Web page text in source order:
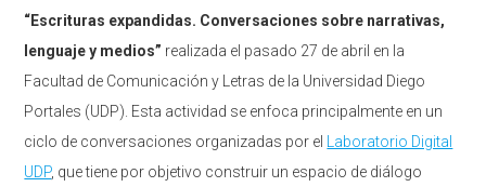
“Escrituras expandidas. Conversaciones sobre narrativas,
lenguaje y medios” realizada el pasado 27 de abril en la
Facultad de Comunicación y Letras de la Universidad Diego
Portales (UDP). Esta actividad se enfoca principalmente en un
ciclo de conversaciones organizadas por el
Laboratorio Digital
UDP, que tiene por objetivo construir un espacio de diálogo